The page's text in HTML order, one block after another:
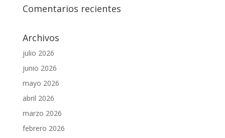
Comentarios recientes
Archivos
julio 2026
junio 2026
mayo 2026
abril 2026
marzo 2026
febrero 2026